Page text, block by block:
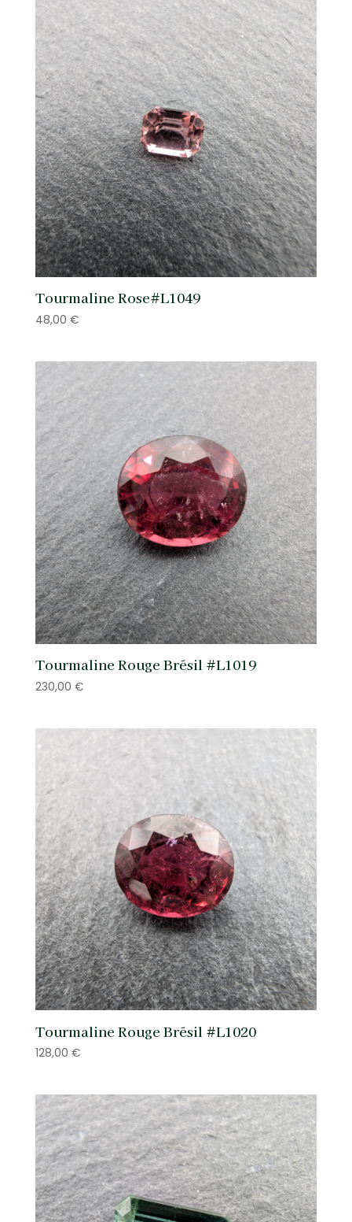
Tourmaline Rose#L1049
48,00 €
Tourmaline Rouge Brésil #L1019
230,00 €
Tourmaline Rouge Brésil #L1020
128,00 €